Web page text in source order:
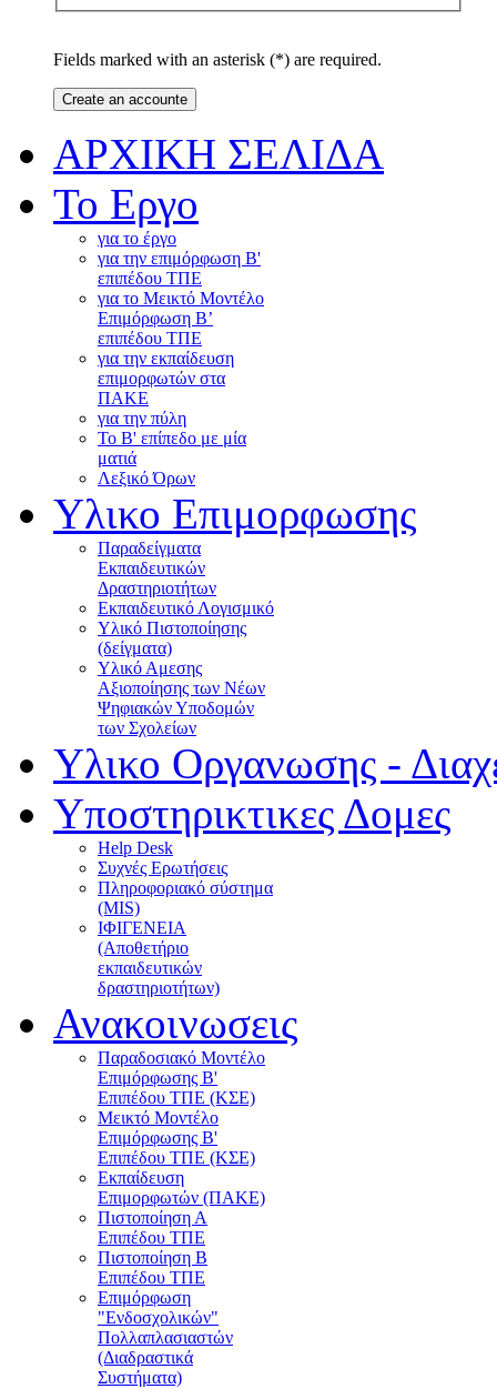
Fields marked with an asterisk (*) are required.
Create an accounte
ΑΡΧΙΚΗ ΣΕΛΙΔΑ
Το Εργο
για το έργο
για την επιμόρφωση Β'
επιπέδου ΤΠΕ
για το Μεικτό Μοντέλο
Επιμόρφωση Β’
επιπέδου ΤΠΕ
για την εκπαίδευση
επιμορφωτών στα
ΠΑΚΕ
για την πύλη
Το Β' επίπεδο με μία
ματιά
Λεξικό Όρων
Υλικο Επιμορφωσης
Παραδείγματα
Εκπαιδευτικών
Δραστηριοτήτων
Εκπαιδευτικό Λογισμικό
Υλικό Πιστοποίησης
(δείγματα)
Υλικό Αμεσης
Αξιοποίησης των Νέων
Ψηφιακών Υποδομών
των Σχολείων
Υλικο Οργανωσης -
Υποστηρικτικες Δομες
Help Desk
Συχνές Ερωτήσεις
Πληροφοριακό σύστημα
(MIS)
ΙΦΙΓΕΝΕΙΑ
(Αποθετήριο
εκπαιδευτικών
δραστηριοτήτων)
Ανακοινωσεις
Παραδοσιακό Μοντέλο
Επιμόρφωσης Β'
Επιπέδου ΤΠΕ (ΚΣΕ)
Μεικτό Μοντέλο
Επιμόρφωσης Β'
Επιπέδου ΤΠΕ (ΚΣΕ)
Εκπαίδευση
Επιμορφωτών (ΠΑΚΕ)
Πιστοποίηση Α
Επιπέδου ΤΠΕ
Πιστοποίηση Β
Επιπέδου ΤΠΕ
Επιμόρφωση
"Ενδοσχολικών"
Πολλαπλασιαστών
(Διαδραστικά
Συστήματα)